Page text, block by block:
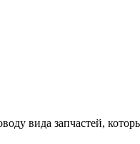
вида запчастей,